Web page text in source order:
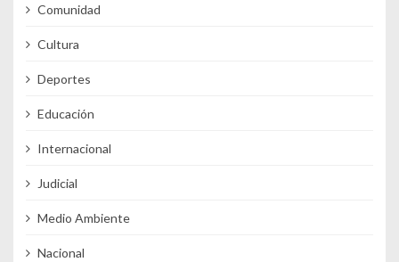
Comunidad
Cultura
Deportes
Educación
Internacional
Judicial
Medio Ambiente
Nacional